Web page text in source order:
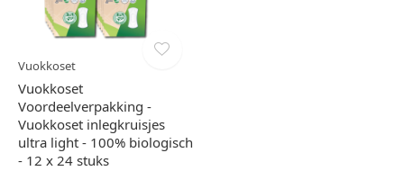
Vuokkoset
Vuokkoset
Voordeelverpakking -
Vuokkoset inlegkruisjes
ultra light - 100% biologisch
- 12 x 24 stuks